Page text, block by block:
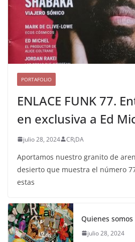
PORTAFOLIO
ENLACE FUNK 77.
en exclusiva a Ed
julio 28, 2024 CR¡DA
Aportamos nuestro granito de
desierto que muestra el número
estas
Quienes
julio 28, 2024